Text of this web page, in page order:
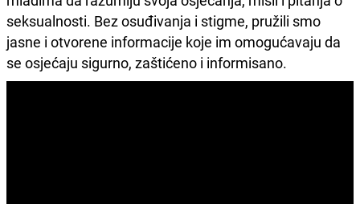
seksualnosti. Bez osuđivanja i stigme, pružili smo
jasne i otvorene informacije koje im omogućavaju da
se osjećaju sigurno, zaštićeno i informisano.